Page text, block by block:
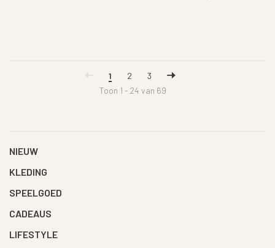
1 2
3
Toon 1 - 24 van 69
NIEUW
KLEDING
SPEELGOED
CADEAUS
LIFESTYLE